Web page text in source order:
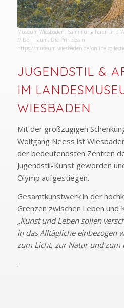
Museum Wiesbaden, Sammlung Ferdinand
// Der Traum, Die Prinzessin
https://museum-wiesbaden.de/online-
JUGENDSTIL &
IM
WIESBADEN
Mit der großzügigen
Wolfgang Neess ist
der bedeutendsten Zentren
Jugendstil-Kunst geworden
Olymp aufgestiegen.
Gesamtkunstwerk in der
Grenzen zwischen Leben und
„Kunst und Leben sollen
in das Alltägliche einbezogen
zum Licht, zur Natur und zum
.